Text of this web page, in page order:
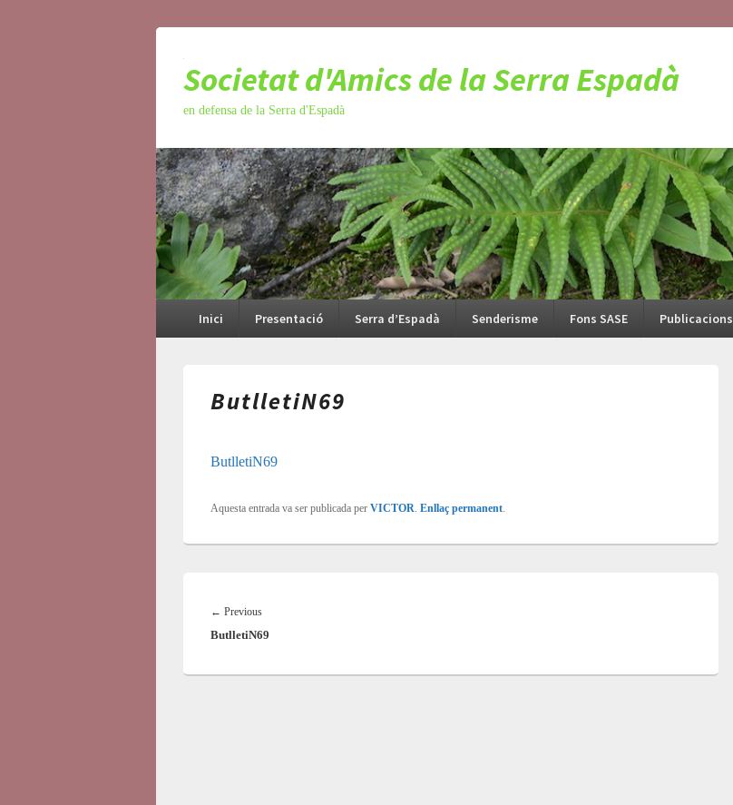
Societat d'Amics de la Serra Espadà
en defensa de la Serra d'Espadà
Menú
Inici Presentació Serra d’Espadà Senderisme Fons SASE Publicacions
ButlletiN69
ButlletiN69
Aquesta entrada va ser publicada per VICTOR Enllaç permanent
d'entrades
← Previous
post:
ButlletiN69